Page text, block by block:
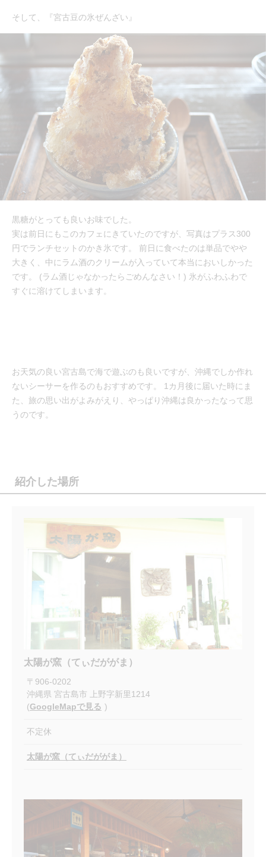
そして、『宮古豆の氷ぜんざい』
黒糖がとっても良いお味でした。
実は前日にもこのカフェにきていたのですが、写真はプラス300
円でランチセットのかき氷です。 前日に食べたのは単品でやや
大きく、中にラム酒のクリームが入っていて本当においしかった
です。 (ラム酒じゃなかったらごめんなさい！) 氷がふわふわで
すぐに溶けてしまいます。
お天気の良い宮古島で海で遊ぶのも良いですが、沖縄でしか作れ
ないシーサーを作るのもおすすめです。 1カ月後に届いた時にま
た、旅の思い出がよみがえり、やっぱり沖縄は良かったなって思
うのです。
紹介した場所
太陽が窯（てぃだががま）
〒 906-0202
沖縄県 宮古島市
上野字新里1214
(GoogleMapで見る )
不定休
太陽が窯（てぃだががま）